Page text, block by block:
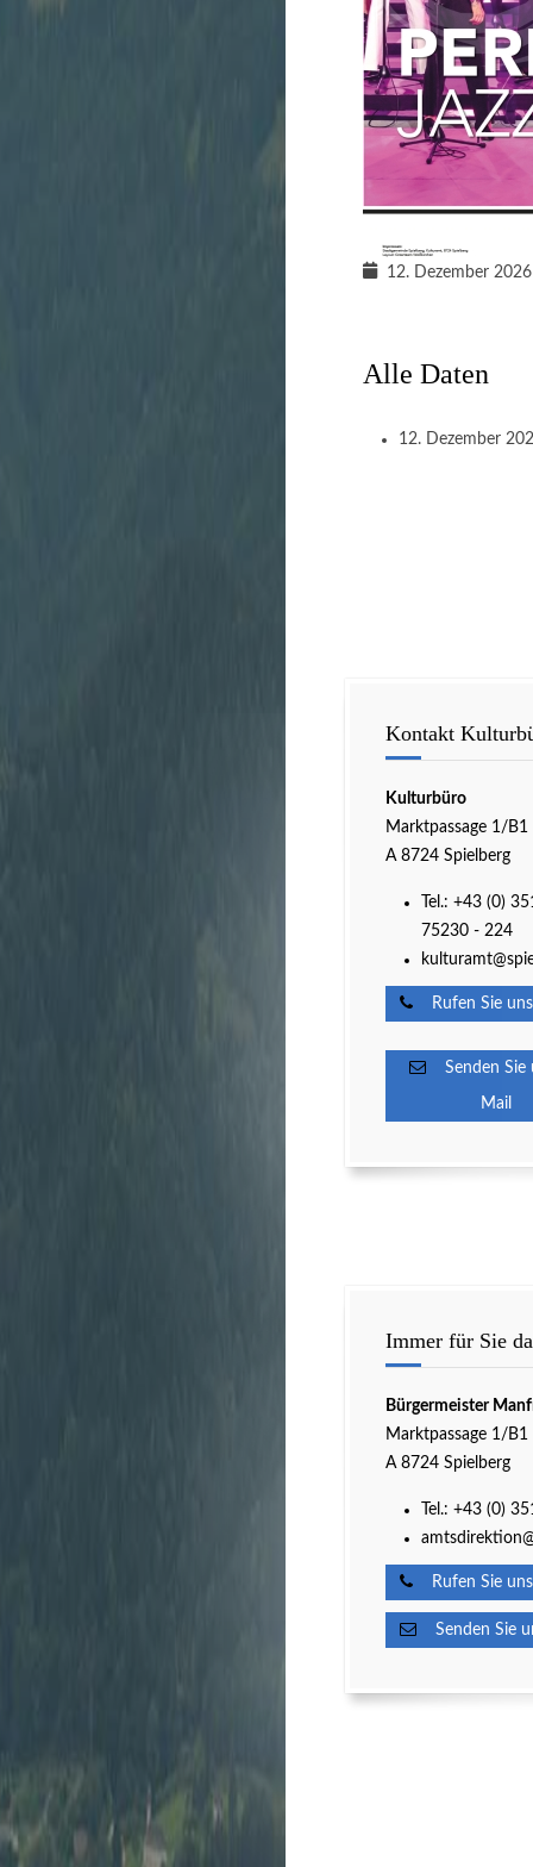
12. Dezember 2026
Alle Daten
12. Dezember
Kontakt
Kulturbüro
Marktpassage 1/B1
A 8724 Spielberg
Tel.: +43 (0)
75230 - 224
Rufen Sie
Senden Sie
Mail
Immer für Sie
Bürgermeister
Marktpassage 1/B1
A 8724 Spielberg
Tel.: +43 (0)
Rufen Sie
Senden Sie